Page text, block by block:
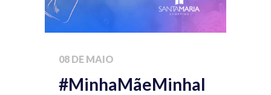
08 DE MAIO
#MinhaMãeMinhaI